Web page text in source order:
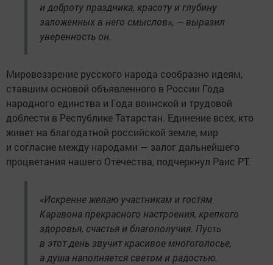
и доброту праздника, красоту и глубину
заложенных в него смыслов», — выразил
уверенность он.
Мировоззрение русского народа сообразно идеям,
ставшим основой объявленного в России Года
народного единства и Года воинской и трудовой
доблести в Республике Татарстан. Единение всех, кто
живет на благодатной российской земле, мир
и согласие между народами — залог дальнейшего
процветания нашего Отечества, подчеркнул Раис РТ.
«Искренне желаю участникам и гостям
Каравона прекрасного настроения, крепкого
здоровья, счастья и благополучия. Пусть
в этот день звучит красивое многоголосье,
а душа наполняется светом и радостью.